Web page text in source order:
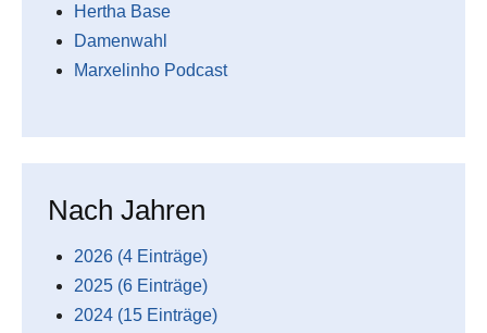
Hertha Base
Damenwahl
Marxelinho Podcast
Nach Jahren
2026 (4 Einträge)
2025 (6 Einträge)
2024 (15 Einträge)